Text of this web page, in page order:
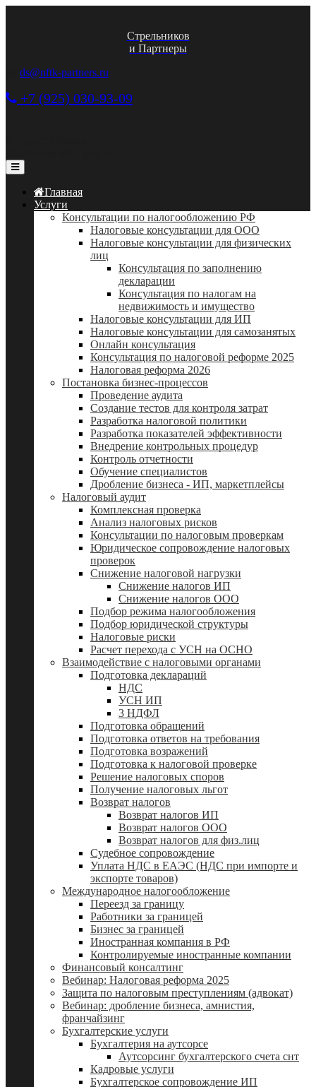
Стрельников
и Партнеры
ds@nftk-partners.ru
+7 (925) 030-93-09
Главная
Услуги
Консультации по налогообложению РФ
Налоговые консультации для ООО
Налоговые консультации для физических
лиц
Консультация по заполнению
декларации
Консультация по налогам на
недвижимость и имущество
Налоговые консультации для ИП
Налоговые консультации для самозанятых
Онлайн консультация
Консультация по налоговой реформе 2025
Налоговая реформа 2026
Постановка бизнес-процессов
Проведение аудита
Создание тестов для контроля затрат
Разработка налоговой политики
Разработка показателей эффективности
Внедрение контрольных процедур
Контроль отчетности
Обучение специалистов
Дробление бизнеса - ИП, маркетплейсы
Налоговый аудит
Комплексная проверка
Анализ налоговых рисков
Консультации по налоговым проверкам
Юридическое сопровождение налоговых
проверок
Снижение налоговой нагрузки
Снижение налогов ИП
Снижение налогов ООО
Подбор режима налогообложения
Подбор юридической структуры
Налоговые риски
Расчет перехода с УСН на ОСНО
Взаимодействие с налоговыми органами
Подготовка деклараций
НДС
УСН ИП
3 НДФЛ
Подготовка обращений
Подготовка ответов на требования
Подготовка возражений
Подготовка к налоговой проверке
Решение налоговых споров
Получение налоговых льгот
Возврат налогов
Возврат налогов ИП
Возврат налогов ООО
Возврат налогов для физ.лиц
Судебное сопровождение
Уплата НДС в ЕАЭС (НДС при импорте и
экспорте товаров)
Международное налогообложение
Переезд за границу
Работники за границей
Бизнес за границей
Иностранная компания в РФ
Контролируемые иностранные компании
Финансовый консалтинг
Вебинар: Налоговая реформа 2025
Защита по налоговым преступлениям (адвокат)
Вебинар: дробление бизнеса, амнистия,
франчайзинг
Бухгалтерские услуги
Бухгалтерия на аутсорсе
Аутсорсинг бухгалтерского счета снт
Кадровые услуги
Бухгалтерское сопровождение ИП